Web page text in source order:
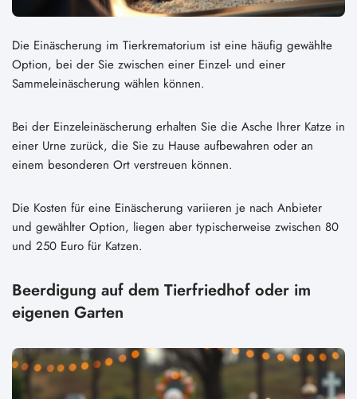
Die Einäscherung im Tierkrematorium ist eine häufig gewählte
Option, bei der Sie zwischen einer Einzel- und einer
Sammeleinäscherung wählen können.
Bei der Einzeleinäscherung erhalten Sie die Asche Ihrer Katze in
einer Urne zurück, die Sie zu Hause aufbewahren oder an
einem besonderen Ort verstreuen können.
Die Kosten für eine Einäscherung variieren je nach Anbieter
und gewählter Option, liegen aber typischerweise zwischen 80
und 250 Euro für Katzen.
Beerdigung auf dem Tierfriedhof oder im
eigenen Garten